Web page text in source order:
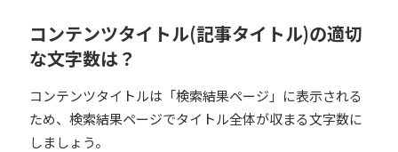
コンテンツタイトル(記事タイトル)の適切
な文字数は？
コンテンツタイトルは「検索結果ページ」に表示される
ため、検索結果ページでタイトル全体が収まる文字数に
しましょう。